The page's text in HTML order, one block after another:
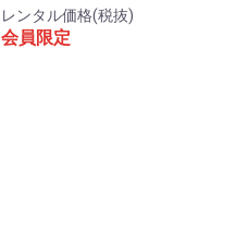
レンタル価格(税抜)
会員限定